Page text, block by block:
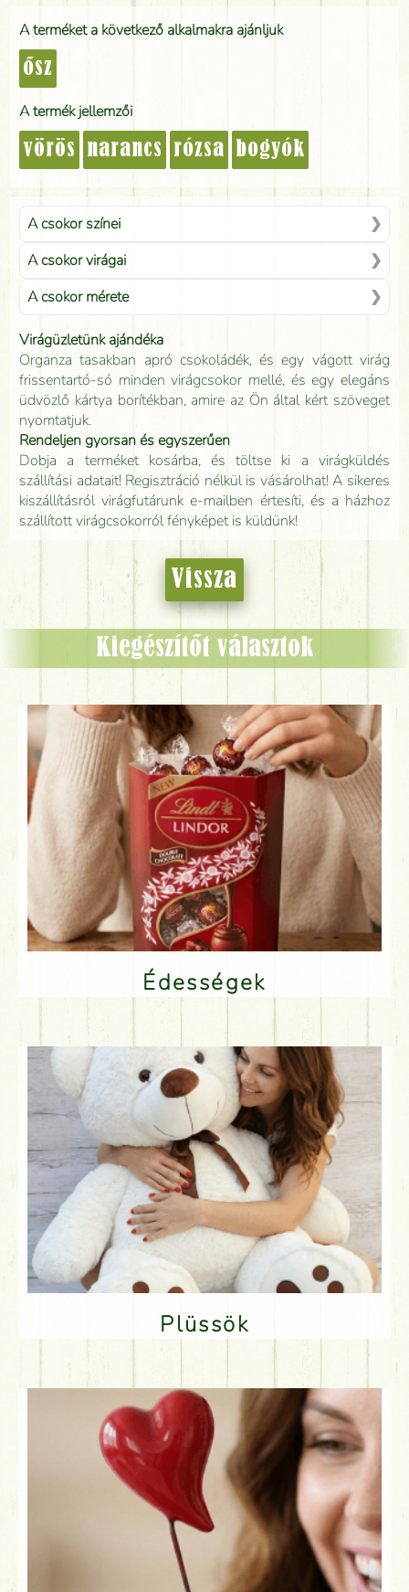
A terméket a következő alkalmakra ajánljuk
ősz
A termék jellemzői
vörös narancs rózsa bogyók
A csokor színei
A csokor virágai
A csokor mérete
Virágüzletünk ajándéka
Organza tasakban apró csokoládék, és egy vágott virág
frissentartó-só minden virágcsokor mellé, és egy elegáns
üdvözlő kártya borítékban, amire az Ön által kért szöveget
nyomtatjuk.
Rendeljen gyorsan és egyszerűen
Dobja a terméket kosárba, és töltse ki a virágküldés
szállítási adatait! Regisztráció nélkül is vásárolhat! A sikeres
kiszállításról virágfutárunk e-mailben értesíti, és a házhoz
szállított virágcsokorról fényképet is küldünk!
Vissza
Kiegészítőt választok
Édességek
Plüssök